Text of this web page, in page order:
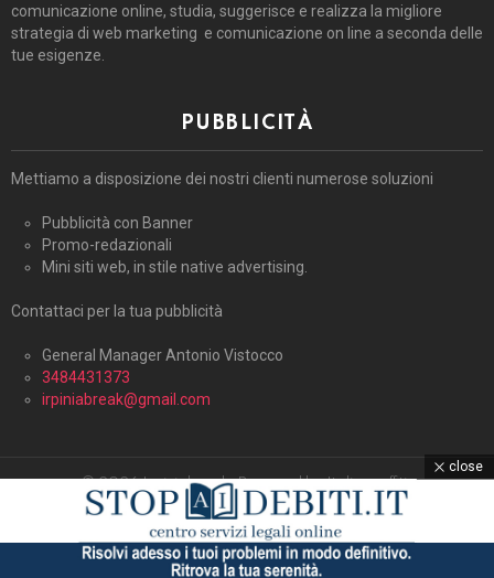
comunicazione online, studia, suggerisce e realizza la migliore
strategia di web marketing e comunicazione on line a seconda delle
tue esigenze.
PUBBLICITÀ
Mettiamo a disposizione dei nostri clienti numerose soluzioni
Pubblicità con Banner
Promo-redazionali
Mini siti web, in stile native advertising.
Contattaci per la tua pubblicità
General Manager Antonio Vistocco
3484431373
irpiniabreak@gmail.com
© 2026 Irpiniabreak. Powered by Italiagraffiti.
Home Contattaci Cookie Policy (UE)
close